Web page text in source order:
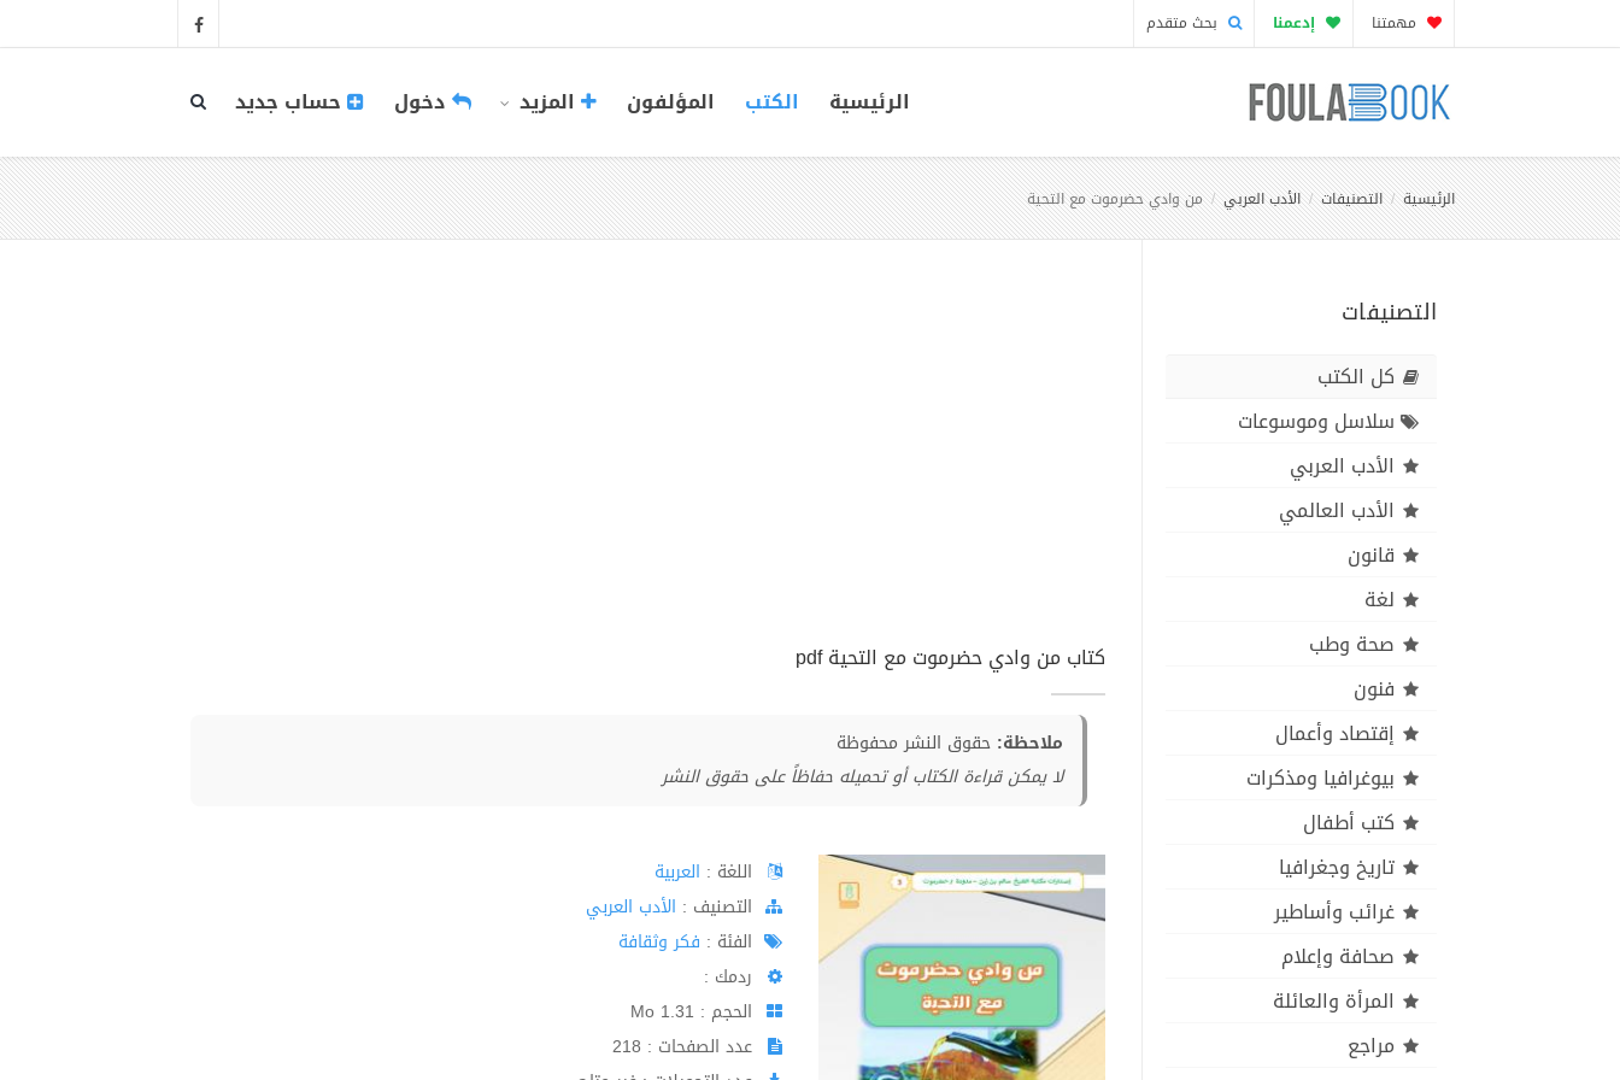
مهمتنا إدعمنا بحث متقدم
الرئيسية الكتب المؤلفون المزيد دخول حساب جديد
الرئيسية التصنيفات الأدب العربي من وادي حضرموت مع التحية
التصنيفات
كل الكتب
سلاسل وموسوعات
الأدب العربي
الأدب العالمي
قانون
لغة
صحة وطب
فنون
إقتصاد وأعمال
بيوغرافيا ومذكرات
كتب أطفال
تاريخ وجغرافيا
غرائب وأساطير
صحافة وإعلام
المرأة والعائلة
مراجع
كتاب من وادي حضرموت مع التحية pdf
ملاحظة: حقوق النشر محفوظة
لا يمكن قراءة الكتاب أو تحميله حفاظاً على حقوق النشر
اللغة : العربية
اﻟﺘﺼﻨﻴﻒ : الأدب العربي
الفئة : فكر وثقافة
ردمك :
الحجم : 1.31 Mo
عدد الصفحات : 218